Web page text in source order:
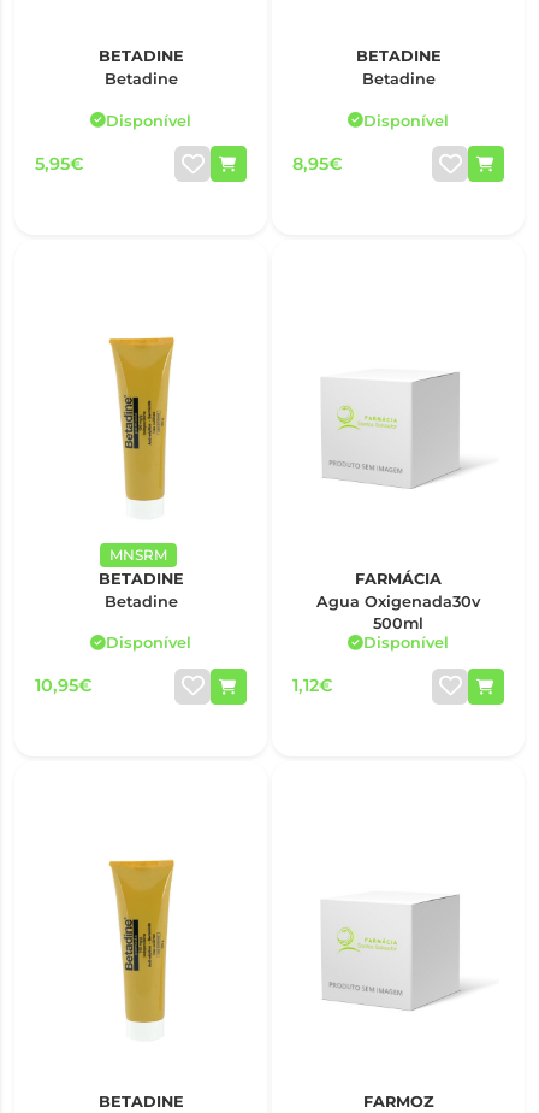
BETADINE
Betadine
Disponível
5,95€
BETADINE
Betadine
Disponível
8,95€
MNSRM
BETADINE
Betadine
Disponível
10,95€
FARMÁCIA
Agua Oxigenada30v
500ml
Disponível
1,12€
BETADINE
FARMOZ